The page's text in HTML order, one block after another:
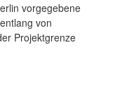
vorgegebene
von
Projektgrenze